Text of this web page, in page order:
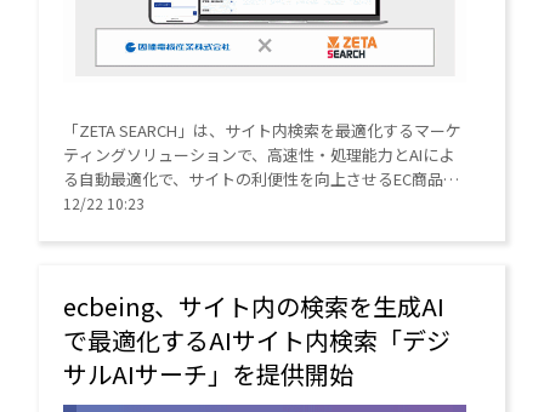
「ZETA SEARCH」は、サイト内検索を最適化するマーケ
ティングソリューションで、高速性・処理能力とAIによ
る自動最適化で、サイトの利便性を向上させるEC商品検
索・サイト内検索エンジン。
12/22 10:23
ecbeing、サイト内の検索を生成AI
で最適化するAIサイト内検索「デジ
サルAIサーチ」を提供開始